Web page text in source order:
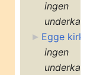
ingen
Egge kirke
ingen